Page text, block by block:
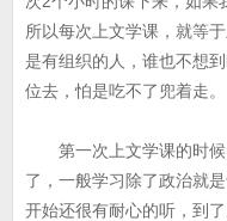
所以每次上文学课，就等
是有组织的人，谁也不想
位去，怕是吃不了兜着走。
第一次上文学课的时候
了，一般学习除了政治就
开始还很有耐心的听，到